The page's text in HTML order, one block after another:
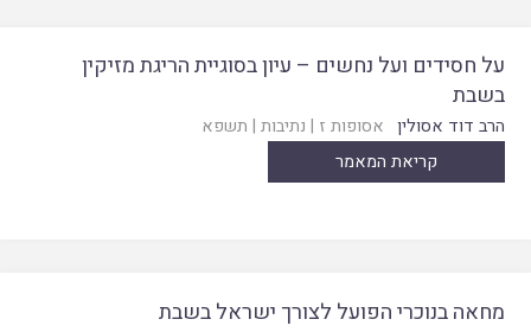
על חסידים ועל נחשים – עיון בסוגיית הריגת מזיקין
בשבת
הרב דוד אסולין אסופות ז | נתיבות | תשפא
קריאת המאמר
מחאה בנוכרי הפועל לצורך ישראל בשבת